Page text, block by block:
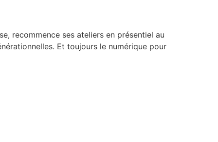
recommence ses ateliers en présentiel au
Et toujours le numérique pour